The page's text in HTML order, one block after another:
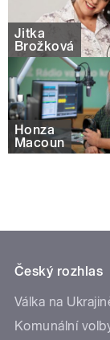
Jitka
Brožková
Honza
Macoun
Český rozhlas
Válka na
Komunální